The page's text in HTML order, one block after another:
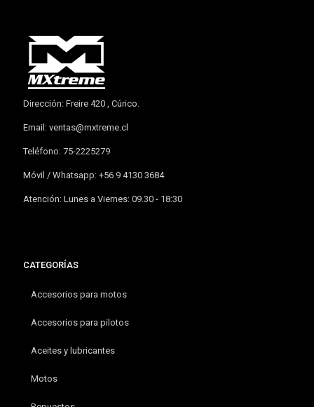
Dirección: Freire 420 , Cúrico.
Email: ventas@mxtreme.cl
Teléfono: 75-2225279
Móvil / Whatsapp: +56 9 4130 3684
Atención: Lunes a Viernes: 09.30 - 18:30
CATEGORÍAS
Accesorios para motos
Accesorios para pilotos
Aceites y lubricantes
Motos